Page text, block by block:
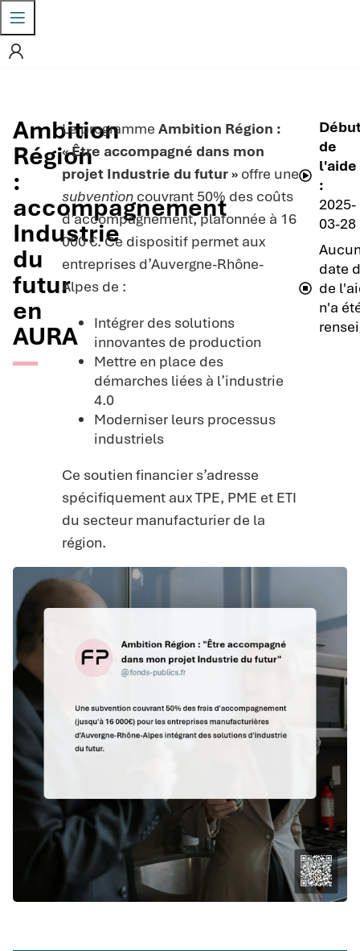
Ambition
Région
:
accompagnement
Industrie
du
futur
en
AURA
Le programmeAmbition Région :
« Être accompagné dans mon
projet Industrie du futur » offre une
subvention couvrant 50% des coûts
d’accompagnement, plafonnée à 16
000 €. Ce dispositif permet aux
entreprises d’Auvergne-Rhône-
Alpes de :
Intégrer des solutions
innovantes de production
Mettre en place des
démarches liées à l’industrie
4.0
Moderniser leurs processus
industriels
Ce soutien financier s’adresse
spécifiquement aux TPE, PME et ETI
du secteur manufacturier de la
région.
de
l'aide
:
2025-
03-28
date
de
n'a